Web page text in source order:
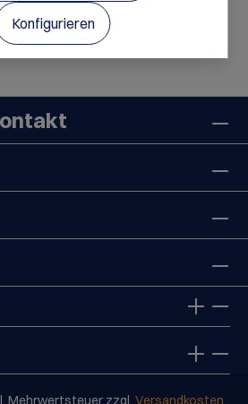
– das Laneige Glaze Craze
Mehrwertsteuer zzgl. Versandkosten
Konfigurieren